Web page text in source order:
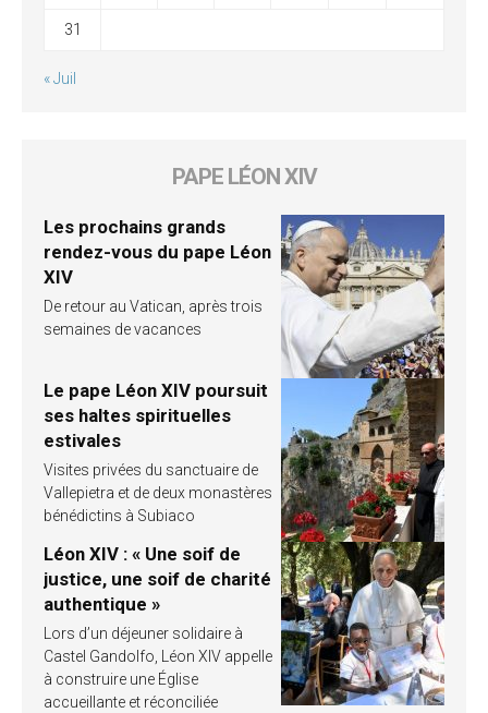
31
« Juil
PAPE LÉON XIV
Les prochains grands
rendez-vous du pape Léon
XIV
De retour au Vatican, après trois
semaines de vacances
Le pape Léon XIV poursuit
ses haltes spirituelles
estivales
Visites privées du sanctuaire de
Vallepietra et de deux monastères
bénédictins à Subiaco
Léon XIV : « Une soif de
justice, une soif de charité
authentique »
Lors d’un déjeuner solidaire à
Castel Gandolfo, Léon XIV appelle
à construire une Église
accueillante et réconciliée